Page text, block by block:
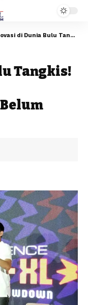
di Dunia Bulu Tangkis! Saksikan Format Pertandingan yang Belum Pernah Ada!
Tangkis!